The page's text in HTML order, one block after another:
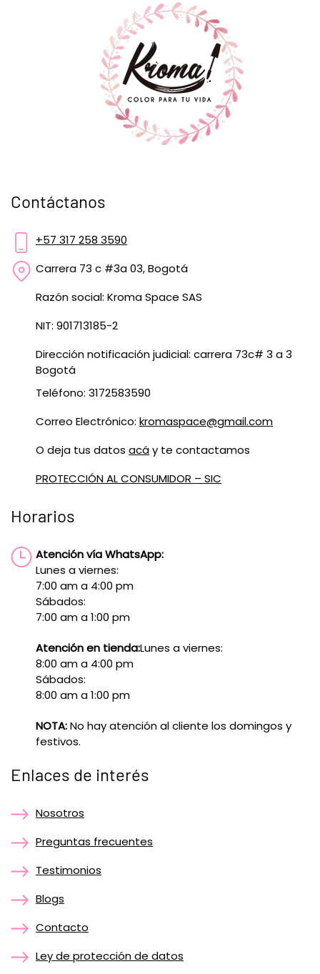
Contáctanos
+57 317 258 3590
Carrera 73 c #3a 03, Bogotá
Razón social: Kroma Space SAS
NIT: 901713185-2
Dirección notificación judicial: carrera 73c# 3 a 3
Bogotá
Teléfono: 3172583590
Correo Electrónico: kromaspace@gmail.com
O deja tus datos acáy te contactamos
PROTECCIÓN AL CONSUMIDOR – SIC
Horarios
Atención vía WhatsApp:
Lunes a viernes:
7:00 am a 4:00 pm
Sábados:
7:00 am a 1:00 pm
Atención en tienda:Lunes a viernes:
8:00 am a 4:00 pm
Sábados:
8:00 am a 1:00 pm
NOTA:No hay atención al cliente los domingos y
festivos.
Enlaces de interés
Nosotros
Preguntas frecuentes
Testimonios
Blogs
Contacto
Ley de protección de datos